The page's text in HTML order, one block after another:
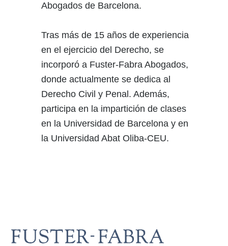
Abogados de Barcelona.
Tras más de 15 años de experiencia
en el ejercicio del Derecho, se
incorporó a Fuster-Fabra Abogados,
donde actualmente se dedica al
Derecho Civil y Penal. Además,
participa en la impartición de clases
en la Universidad de Barcelona y en
la Universidad Abat Oliba-CEU.